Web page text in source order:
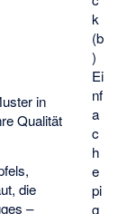
k
(b
)
Ei
nf
a
c
h
e
pi
g
in
Qualität
die
–